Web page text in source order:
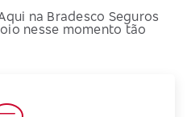
na Bradesco Seguros
nesse momento tão